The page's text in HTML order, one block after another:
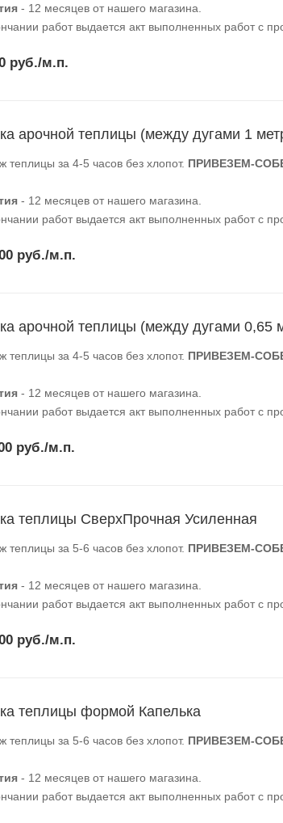
- 12 месяцев от нашего магазина.
работ выдается акт выполненных работ с
руб./м.п.
арочной теплицы (между дугами 1
теплицы за 4-5 часов без хлопот. ПРИВЕЗЕМ-
- 12 месяцев от нашего магазина.
работ выдается акт выполненных работ с
руб./м.п.
арочной теплицы (между дугами 0,65
теплицы за 4-5 часов без хлопот. ПРИВЕЗЕМ-
- 12 месяцев от нашего магазина.
работ выдается акт выполненных работ с
руб./м.п.
теплицы СверхПрочная Усиленная
теплицы за 5-6 часов без хлопот. ПРИВЕЗЕМ-
- 12 месяцев от нашего магазина.
работ выдается акт выполненных работ с
руб./м.п.
теплицы формой Капелька
теплицы за 5-6 часов без хлопот. ПРИВЕЗЕМ-
- 12 месяцев от нашего магазина.
работ выдается акт выполненных работ с